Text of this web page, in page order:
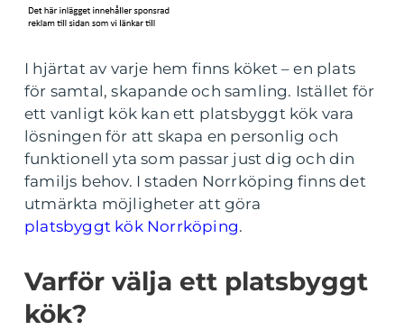
I hjärtat av varje hem finns köket – en plats
för samtal, skapande och samling. Istället för
ett vanligt kök kan ett platsbyggt kök vara
lösningen för att skapa en personlig och
funktionell yta som passar just dig och din
familjs behov. I staden Norrköping finns det
utmärkta möjligheter att göra
platsbyggt kök Norrköping.
Varför välja ett platsbyggt
kök?